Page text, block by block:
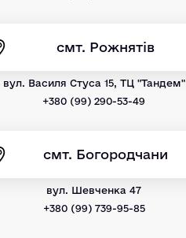
смт. Рожнятів
вул. Василя Стуса 15, ТЦ "Тандем"
+380 (99) 290-53-49
смт. Богородчани
вул. Шевченка 47
+380 (99) 739-95-85